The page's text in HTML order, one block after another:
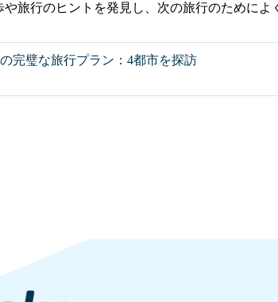
旅行のヒントを発見し、次の旅行のためによ
完璧な旅行プラン：4都市を探訪